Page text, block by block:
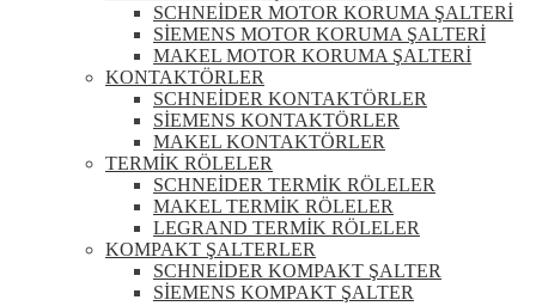
SCHNEİDER MOTOR KORUMA ŞALTERİ
SİEMENS MOTOR KORUMA ŞALTERİ
MAKEL MOTOR KORUMA ŞALTERİ
KONTAKTÖRLER
SCHNEİDER KONTAKTÖRLER
SİEMENS KONTAKTÖRLER
MAKEL KONTAKTÖRLER
TERMİK RÖLELER
SCHNEİDER TERMİK RÖLELER
MAKEL TERMİK RÖLELER
LEGRAND TERMİK RÖLELER
KOMPAKT ŞALTERLER
SCHNEİDER KOMPAKT ŞALTER
SİEMENS KOMPAKT ŞALTER